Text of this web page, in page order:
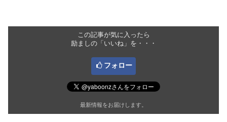
この記事が気に入ったら
励ましの「いいね」を・・・
フォロー
最新情報をお届けします。